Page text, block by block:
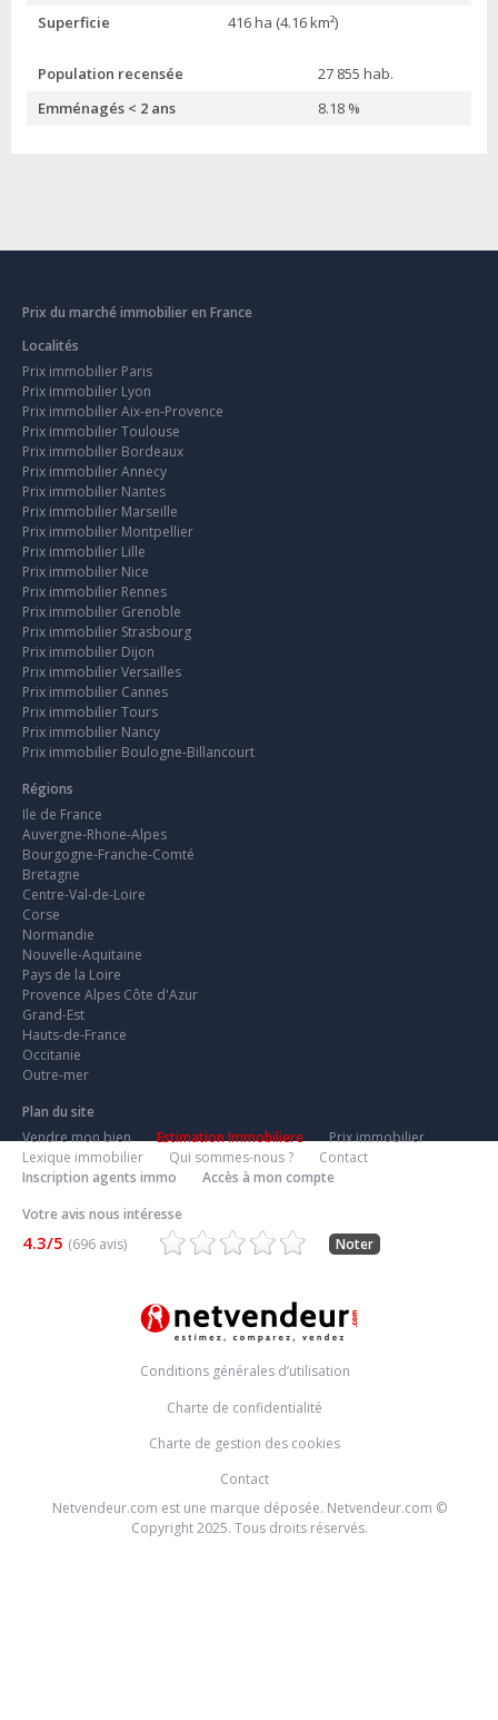
Superficie
416 ha (4.16 km²)
Population recensée
27 855 hab.
Emménagés < 2 ans
8.18 %
Prix du marché immobilier en France
Localités
Prix immobilier Paris
Prix immobilier Lyon
Prix immobilier Aix-en-Provence
Prix immobilier Toulouse
Prix immobilier Bordeaux
Prix immobilier Annecy
Prix immobilier Nantes
Prix immobilier Marseille
Prix immobilier Montpellier
Prix immobilier Lille
Prix immobilier Nice
Prix immobilier Rennes
Prix immobilier Grenoble
Prix immobilier Strasbourg
Prix immobilier Dijon
Prix immobilier Versailles
Prix immobilier Cannes
Prix immobilier Tours
Prix immobilier Nancy
Prix immobilier Boulogne-Billancourt
Régions
Ile de France
Auvergne-Rhone-Alpes
Bourgogne-Franche-Comté
Bretagne
Centre-Val-de-Loire
Corse
Normandie
Nouvelle-Aquitaine
Pays de la Loire
Provence Alpes Côte d'Azur
Grand-Est
Hauts-de-France
Occitanie
Outre-mer
Plan du site
Vendre mon bien
Estimation Immobiliere
Prix immobilier
Lexique immobilier
Qui sommes-nous ?
Contact
Inscription agents immo
Accès à mon compte
Votre avis nous intéresse
4.3/5 (696 avis) Noter
Conditions générales d’utilisation
Charte de confidentialité
Charte de gestion des cookies
Contact
Netvendeur.com est une marque déposée. Netvendeur.com ©
Copyright 2025. Tous droits réservés.